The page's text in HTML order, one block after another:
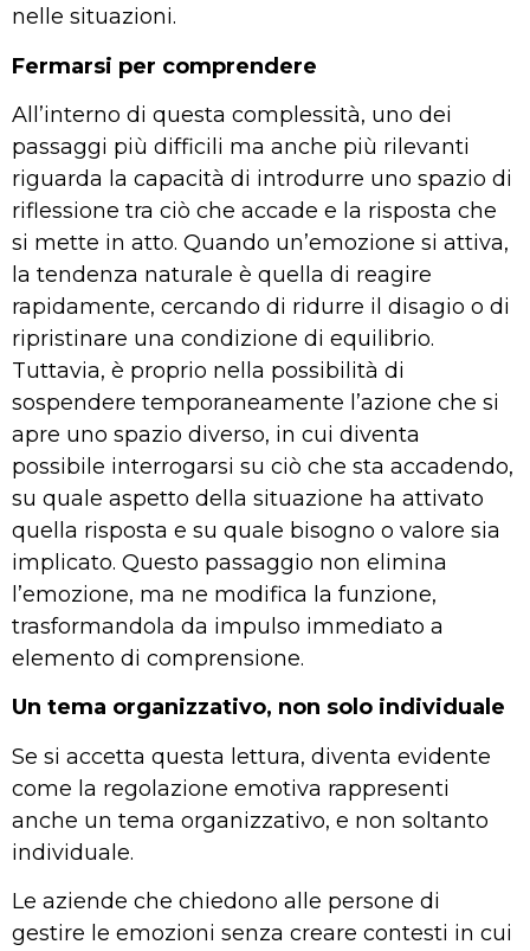
nelle situazioni.
Fermarsi per comprendere
All’interno di questa complessità, uno dei
passaggi più difficili ma anche più rilevanti
riguarda la capacità di introdurre uno spazio di
riflessione tra ciò che accade e la risposta che
si mette in atto. Quando un’emozione si attiva,
la tendenza naturale è quella di reagire
rapidamente, cercando di ridurre il disagio o di
ripristinare una condizione di equilibrio.
Tuttavia, è proprio nella possibilità di
sospendere temporaneamente l’azione che si
apre uno spazio diverso, in cui diventa
possibile interrogarsi su ciò che sta accadendo,
su quale aspetto della situazione ha attivato
quella risposta e su quale bisogno o valore sia
implicato. Questo passaggio non elimina
l’emozione, ma ne modifica la funzione,
trasformandola da impulso immediato a
elemento di comprensione.
Un tema organizzativo, non solo individuale
Se si accetta questa lettura, diventa evidente
come la regolazione emotiva rappresenti
anche un tema organizzativo, e non soltanto
individuale.
Le aziende che chiedono alle persone di
gestire le emozioni senza creare contesti in cui